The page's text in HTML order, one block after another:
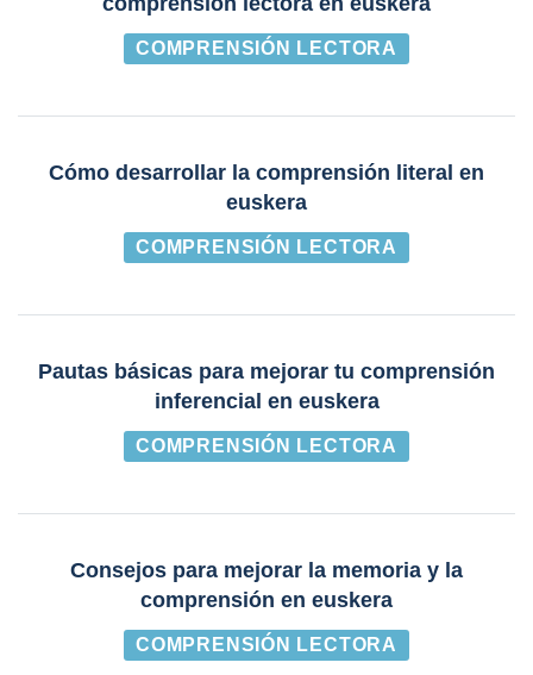
COMPRENSIÓN LECTORA
Cómo desarrollar la comprensión literal en
euskera
COMPRENSIÓN LECTORA
Pautas básicas para mejorar tu comprensión
inferencial en euskera
COMPRENSIÓN LECTORA
Consejos para mejorar la memoria y la
comprensión en euskera
COMPRENSIÓN LECTORA